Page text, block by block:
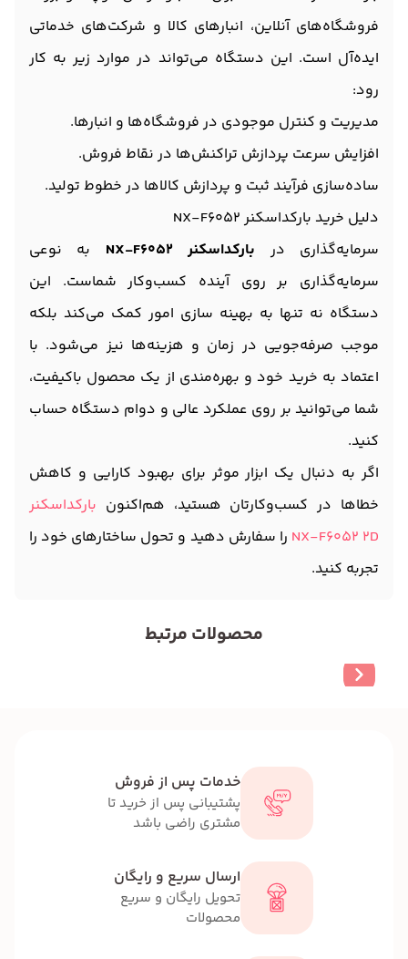
فروشگاه‌های آنلاین، انبارهای کالا و شرکت‌های خدماتی
ایده‌آل است. این دستگاه می‌تواند در موارد زیر به کار
رود:
مدیریت و کنترل موجودی در فروشگاه‌ها و انبارها.
افزایش سرعت پردازش تراکنش‌ها در نقاط فروش.
ساده‌سازی فرآیند ثبت و پردازش کالاها در خطوط تولید.
دلیل خرید بارکداسکنر NX-F6052
سرمایه‌گذاری در بارکداسکنر NX-F6052
به نوعی
سرمایه‌گذاری بر روی آینده کسب‌وکار شماست. این
دستگاه نه تنها به بهینه‌ سازی امور کمک می‌کند بلکه
موجب صرفه‌جویی در زمان و هزینه‌ها نیز می‌شود. با
اعتماد به خرید خود و بهره‌مندی از یک محصول باکیفیت،
شما می‌توانید بر روی عملکرد عالی و دوام دستگاه حساب
کنید.
اگر به دنبال یک ابزار موثر برای بهبود کارایی و کاهش
خطاها در کسب‌وکارتان هستید، هم‌اکنون بارکداسکنر
NX-F6052 2D را سفارش دهید و تحول ساختارهای خود را
تجربه کنید.
محصولات مرتبط
خدمات پس از فروش
پشتیبانی پس از خرید تا
مشتری راضی باشد
ارسال سریع و رایگان
تحویل رایگان و سریع
محصولات